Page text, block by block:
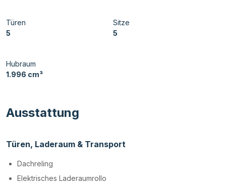
Türen
5
Sitze
5
Hubraum
1.996 cm³
Ausstattung
Türen, Laderaum & Transport
Dachreling
Elektrisches Laderaumrollo